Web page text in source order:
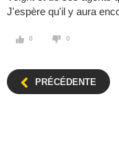
J'espère qu'il y aura
0 0
PRÉCÉDENTE